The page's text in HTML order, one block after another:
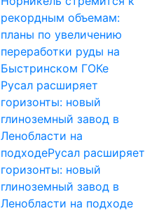
рекордным объемам:
планы по увеличению
переработки руды на
Быстринском ГОКе
Русал расширяет
горизонты: новый
глиноземный завод в
Ленобласти на
подходеРусал расширяет
горизонты: новый
глиноземный завод в
Ленобласти на подходе